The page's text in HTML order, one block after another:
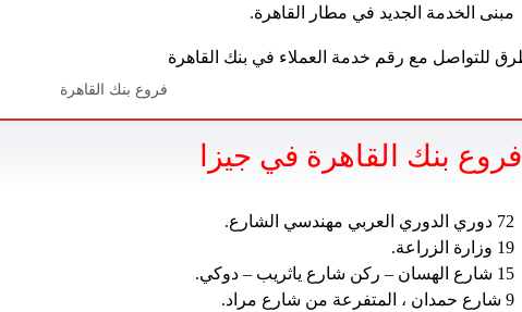
مبنى الخدمة الجديد في مطار القاهرة.
فروع بنك القاهرة
فروع بنك القاهرة في جيزا
72 دوري الدوري العربي مهندسي الشارع.
19 وزارة الزراعة.
15 شارع الهسان – ركن شارع ياثريب – دوكي.
9 شارع حمدان ، المتفرعة من شارع مراد.